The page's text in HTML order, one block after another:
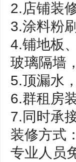
2.店铺装
3.涂料粉
4.铺地板
玻璃隔墙
5.顶漏水
6.群租房
7.同时承
装修方式：
专业人员